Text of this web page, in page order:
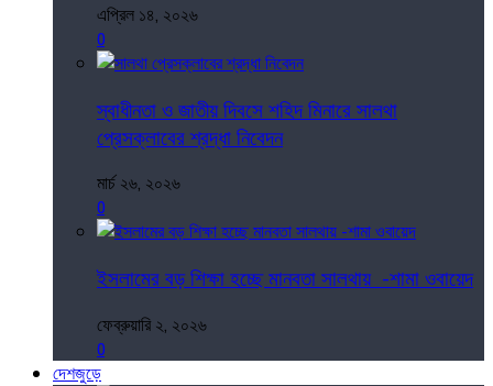
এপ্রিল ১৪, ২০২৬
0
স্বাধীনতা ও জাতীয় দিবসে শহিদ মিনারে সালথা
প্রেসক্লাবের শ্রদ্ধা নিবেদন
মার্চ ২৬, ২০২৬
0
ইসলামের বড় শিক্ষা হচ্ছে মানবতা সালথায় -শামা ওবায়েদ
ফেব্রুয়ারি ২, ২০২৬
0
দেশজুড়ে